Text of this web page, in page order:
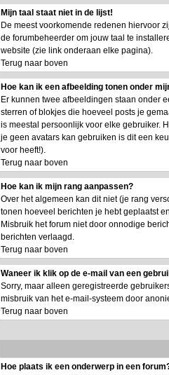
Mijn taal staat niet in de lijst!
De meest voorkomende redenen hiervoor
de forumbeheerder om jouw taal te
website (zie link onderaan elke pagina).
Terug naar boven
Hoe kan ik een afbeelding tonen onder
Er kunnen twee afbeeldingen staan onder
sterren of blokjes die hoeveel posts je
is meestal persoonlijk voor elke gebruiker.
je geen avatars kan gebruiken is dit een
voor heeft!).
Terug naar boven
Hoe kan ik mijn rang aanpassen?
Over het algemeen kan dit niet (je rang
tonen hoeveel berichten je hebt geplaatst
Misbruik het forum niet door onnodige
berichten verlaagd.
Terug naar boven
Waneer ik klik op de e-mail van een
Sorry, maar alleen geregistreerde
misbruik van het e-mail-systeem door
Terug naar boven
Hoe plaats ik een onderwerp in een